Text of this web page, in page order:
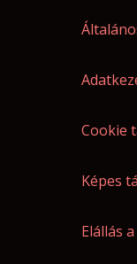
Cookie
Képes
Elállás